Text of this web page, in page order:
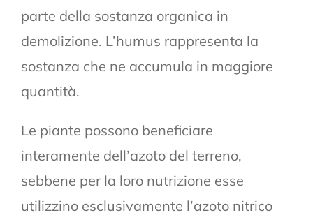
parte della sostanza organica in
demolizione. L’humus rappresenta la
sostanza che ne accumula in maggiore
quantità.
Le piante possono beneficiare
interamente dell’azoto del terreno,
sebbene per la loro nutrizione esse
utilizzino esclusivamente l’azoto nitrico